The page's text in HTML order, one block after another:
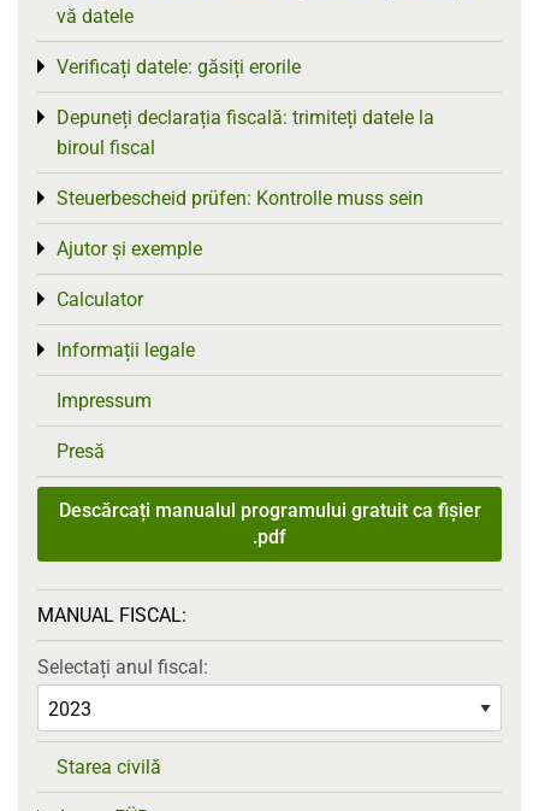
vă datele
Verificați datele: găsiți erorile
Toggle menu
Depuneți declarația fiscală: trimiteți datele la
biroul fiscal
Toggle menu
Steuerbescheid prüfen: Kontrolle muss sein
Toggle menu
Ajutor și exemple
Toggle menu
Calculator
Toggle menu
Informații legale
Toggle menu
Impressum
Presă
Descărcați manualul programului gratuit ca fișier
.pdf
MANUAL FISCAL:
Selectați anul fiscal:
Starea civilă